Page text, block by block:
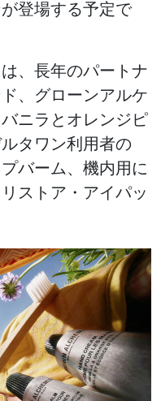
登場する予定で
、長年のパートナ
、グローンアルケ
ニラとオレンジピ
タワン利用者の
バーム、機内用に
ストア・アイパッ